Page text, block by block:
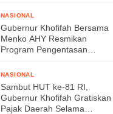
di Jepang
NASIONAL
Gubernur Khofifah Bersama
Menko AHY Resmikan
Program Pengentasan
Wujudkan Lingkungan ASRI di
Gresik
NASIONAL
Sambut HUT ke-81 RI,
Gubernur Khofifah Gratiskan
Pajak Daerah Selama